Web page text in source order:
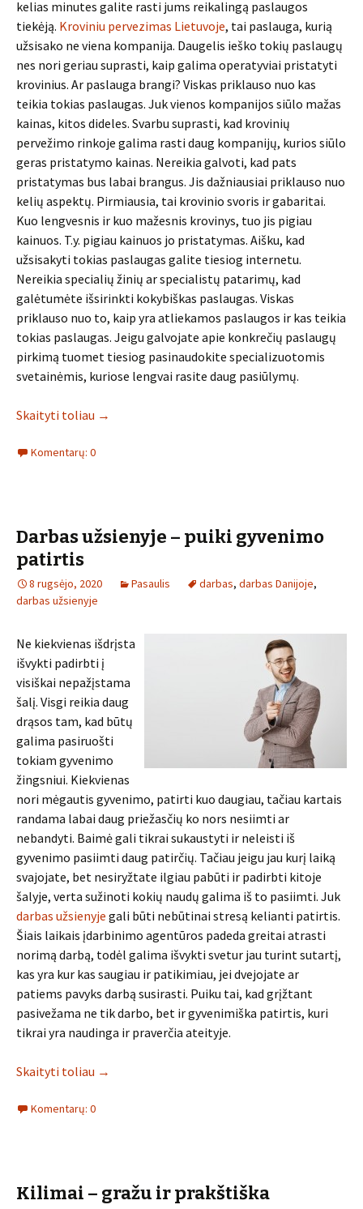
kelias minutes galite rasti jums reikalingą paslaugos
tiekėją. Kroviniu pervezimas Lietuvoje, tai paslauga, kurią
užsisako ne viena kompanija. Daugelis ieško tokių paslaugų
nes nori geriau suprasti, kaip galima operatyviai pristatyti
krovinius. Ar paslauga brangi? Viskas priklauso nuo kas
teikia tokias paslaugas. Juk vienos kompanijos siūlo mažas
kainas, kitos dideles. Svarbu suprasti, kad krovinių
pervežimo rinkoje galima rasti daug kompanijų, kurios siūlo
geras pristatymo kainas. Nereikia galvoti, kad pats
pristatymas bus labai brangus. Jis dažniausiai priklauso nuo
kelių aspektų. Pirmiausia, tai krovinio svoris ir gabaritai.
Kuo lengvesnis ir kuo mažesnis krovinys, tuo jis pigiau
kainuos. T.y. pigiau kainuos jo pristatymas. Aišku, kad
užsisakyti tokias paslaugas galite tiesiog internetu.
Nereikia specialių žinių ar specialistų patarimų, kad
galėtumėte išsirinkti kokybiškas paslaugas. Viskas
priklauso nuo to, kaip yra atliekamos paslaugos ir kas teikia
tokias paslaugas. Jeigu galvojate apie konkrečių paslaugų
pirkimą tuomet tiesiog pasinaudokite specializuotomis
svetainėmis, kuriose lengvai rasite daug pasiūlymų.
Skaityti toliau →
Komentarų: 0
Darbas užsienyje – puiki gyvenimo
patirtis
8 rugsėjo, 2020 Pasaulis darbas, darbas Danijoje,
darbas užsienyje
Ne kiekvienas išdrįsta
išvykti padirbti į
visiškai nepažįstama
šalį. Visgi reikia daug
drąsos tam, kad būtų
galima pasiruošti
tokiam gyvenimo
žingsniui. Kiekvienas
nori mėgautis gyvenimo, patirti kuo daugiau, tačiau kartais
randama labai daug priežasčių ko nors nesiimti ar
nebandyti. Baimė gali tikrai sukaustyti ir neleisti iš
gyvenimo pasiimti daug patirčių. Tačiau jeigu jau kurį laiką
svajojate, bet nesiryžtate ilgiau pabūti ir padirbti kitoje
šalyje, verta sužinoti kokių naudų galima iš to pasiimti. Juk
darbas užsienyje gali būti nebūtinai stresą kelianti patirtis.
Šiais laikais įdarbinimo agentūros padeda greitai atrasti
norimą darbą, todėl galima išvykti svetur jau turint sutartį,
kas yra kur kas saugiau ir patikimiau, jei dvejojate ar
patiems pavyks darbą susirasti. Puiku tai, kad grįžtant
pasivežama ne tik darbo, bet ir gyvenimiška patirtis, kuri
tikrai yra naudinga ir praverčia ateityje.
Skaityti toliau →
Komentarų: 0
Kilimai – gražu ir prakštiška